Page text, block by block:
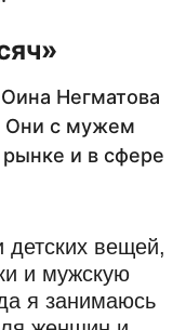
Негматова
Они с мужем
и в сфере
вещей,
и мужскую
я занимаюсь